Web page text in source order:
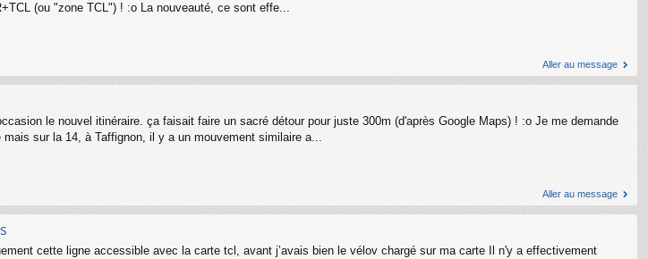
(ou "zone TCL") ! :o La nouveauté, ce sont effe...
Aller au message
le nouvel itinéraire. ça faisait faire un sacré détour pour juste 300m (d'après Google Maps) ! :o Je me demande
sur la 14, à Taffignon, il y a un mouvement similaire a...
Aller au message
cette ligne accessible avec la carte tcl, avant j’avais bien le vélov chargé sur ma carte Il n'y a effectivement